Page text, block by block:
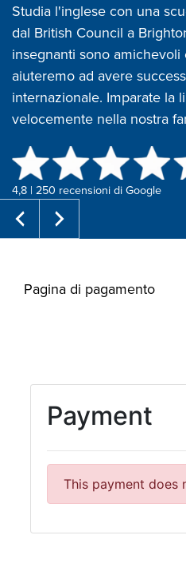
Studia l'inglese con una
dal British Council a
insegnanti sono amichevoli
aiuteremo ad avere
internazionale. Imparate la
velocemente nella nostra
4,8 | 250 recensioni di Google
Pagina di pagamento